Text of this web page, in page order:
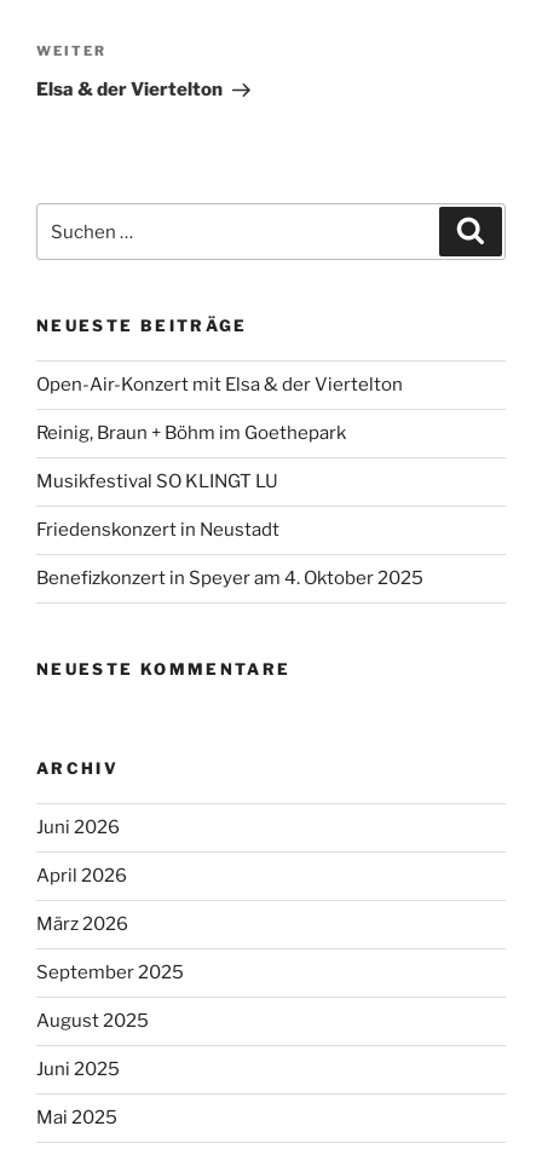
Nächster
Beitrag
WEITER
Elsa & der Viertelton
nach:
NEUESTE BEITRÄGE
Open-Air-Konzert mit Elsa & der Viertelton
Reinig, Braun + Böhm im Goethepark
Musikfestival SO KLINGT LU
Friedenskonzert in Neustadt
Benefizkonzert in Speyer am 4. Oktober 2025
NEUESTE KOMMENTARE
ARCHIV
Juni 2026
April 2026
März 2026
September 2025
August 2025
Juni 2025
Mai 2025